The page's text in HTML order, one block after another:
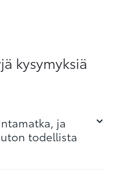
kysymyksiä
ja
todellista